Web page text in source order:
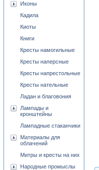
Иконы
Кадила
Киоты
Книги
Кресты намогильные
Кресты наперсные
Кресты напрестольные
Кресты нательные
Ладан и благовония
Лампады и
кронштейны
Лампадные стаканчики
Материалы для
облачений
Митры и кресты на них
Народные промыслы